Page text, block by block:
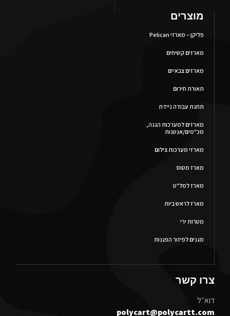
מוצרים
פליקן – מארזי Pelican
מארזים קשיחים
מארזים צבאיים
תאורת חירום
תחנת עבודה ניידת
מארזים למערכות הגנה,
מכ"מים/אנטנות
מארזי מערכות צילום
מארז מטוס
מארז למל"ט
מארז לראש ביות
מטרות ירי
מגנים לפיזור הפגנות
צרו קשר
דוא״ל
polycart@polycartt.com